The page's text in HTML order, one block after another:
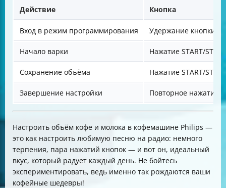
Действие Кнопка
Вход в режим программирования Удержание кнопки
Начало варки Нажатие START/STOP
Сохранение объёма Нажатие START/
Завершение настройки Повторное нажатие
Настроить объём кофе и молока в кофемашине Philips —
это как настроить любимую песню на радио: немного
терпения, пара нажатий кнопок — и вот он, идеальный
вкус, который радует каждый день. Не бойтесь
экспериментировать, ведь именно так рождаются ваши
кофейные шедевры!